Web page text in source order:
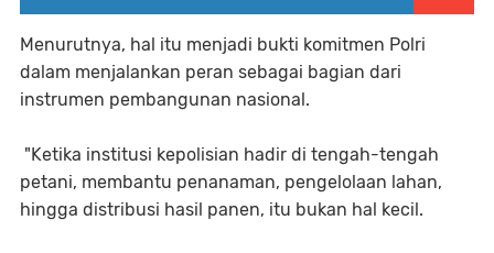
Menurutnya, hal itu menjadi bukti komitmen Polri
dalam menjalankan peran sebagai bagian dari
instrumen pembangunan nasional.
"Ketika institusi kepolisian hadir di tengah-tengah
petani, membantu penanaman, pengelolaan lahan,
hingga distribusi hasil panen, itu bukan hal kecil.